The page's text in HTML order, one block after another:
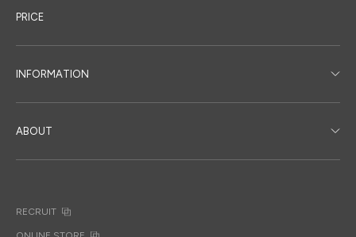
PRICE
INFORMATION
ABOUT
RECRUIT